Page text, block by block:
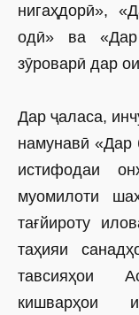
нигаҳдорӣ»,
одӣ» ва
зӯроварӣ дар
Дар ҷаласа,
намунавӣ «Дар
истифодаи
муомилоти
тағйироту
таҳияи
тавсияҳои
кишварҳои